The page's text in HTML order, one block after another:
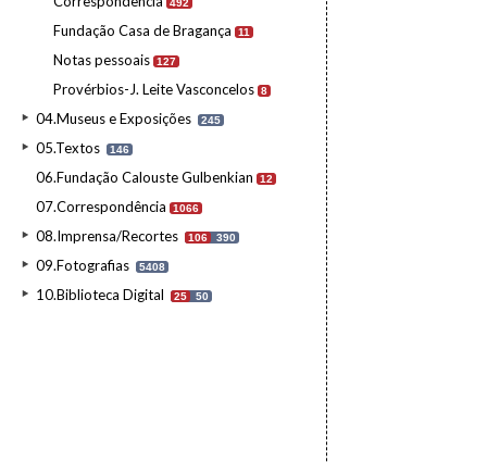
492
Fundação Casa de Bragança 11
Notas pessoais 127
Provérbios-J. Leite Vasconcelos 8
04.Museus e Exposições 245
05.Textos 146
06.Fundação Calouste Gulbenkian 12
07.Correspondência 1066
08.Imprensa/Recortes 106 390
09.Fotografias 5408
10.Biblioteca Digital 25 50